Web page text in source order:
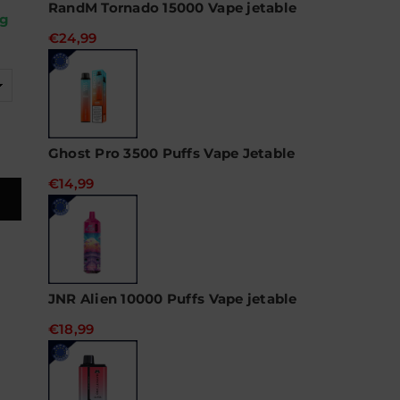
RandM Tornado 15000 Vape jetable
€24,99
Ghost Pro 3500 Puffs Vape Jetable
€14,99
JNR Alien 10000 Puffs Vape jetable
€18,99